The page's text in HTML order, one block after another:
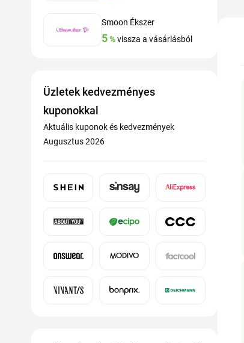
Smoon Ékszer
5%vissza a vásárlásból
Üzletek kedvezményes
kuponokkal
Aktuális kuponok és kedvezmények
Augusztus 2026